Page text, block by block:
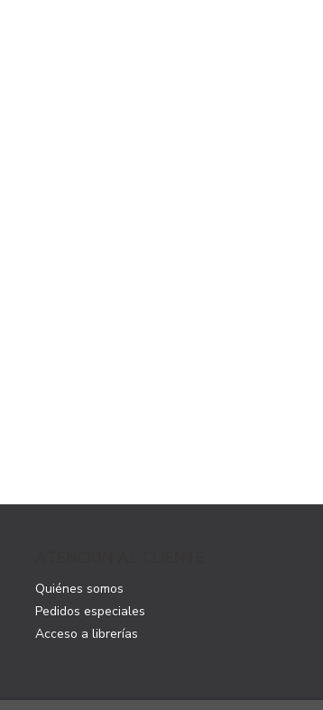
Quiénes somos
Pedidos especiales
Acceso a librerías